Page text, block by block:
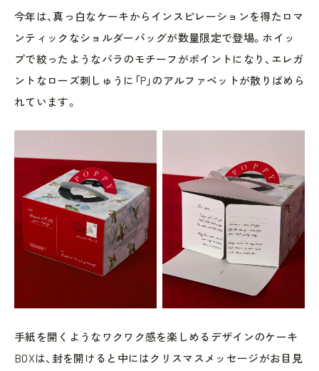
今年は、真っ白なケーキからインスピレーションを得たロマ
ンティックなショルダーバッグが数量限定で登場。ホイッ
プで絞ったようなバラのモチーフがポイントになり、エレガ
ントなローズ刺しゅうに「P」のアルファベットが散りばめら
れています。
手紙を開くようなワクワク感を楽しめるデザインのケーキ
BOXは、封を開けると中にはクリスマスメッセージがお目見